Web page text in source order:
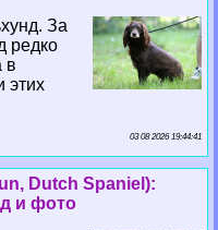
За
редко
в
этих
03 08 2026 19:44:41
Dutch Spaniel):
и фото